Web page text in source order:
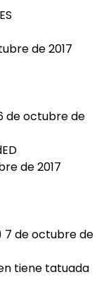
de 2017
de octubre de
de 2017
7 de octubre de
tiene tatuada